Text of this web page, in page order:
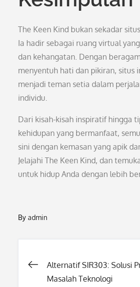
The Keen Kind bukan sekadar
Ia hadir sebagai ruang virtual
dan kehangatan. Dengan
menyentuh hati dan pikiran, situs
menjadi teman setia dalam
individu.
Dari kisah-kisah inspiratif hingga
kehidupan yang bermanfaat,
sini dengan kemasan yang apik
Jelajahi The Keen Kind, dan
untuk hidup Anda dengan lebih
Byadmin
Post
Alternatif SIR303: Solusi
Masalah Teknologi